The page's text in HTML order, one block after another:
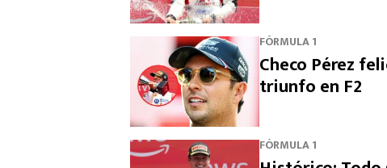
FÓRMULA 1
Checo Pérez
triunfo en F2
FÓRMULA 1